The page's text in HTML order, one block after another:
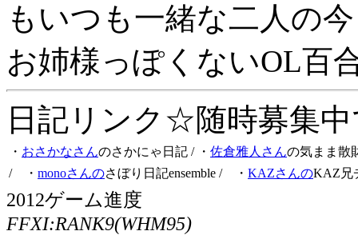
もいつも一緒な二人の
お姉様っぽくないOL百
日記リンク☆随時募集
・ おさかなさんのさかにゃ日記 / ・ 佐倉雅人さんの気まま散
/ ・ monoさんのさぼり日記ensemble / ・ KAZさんのKAZ兄
2012ゲーム進度
FFXI:RANK9(WHM95)